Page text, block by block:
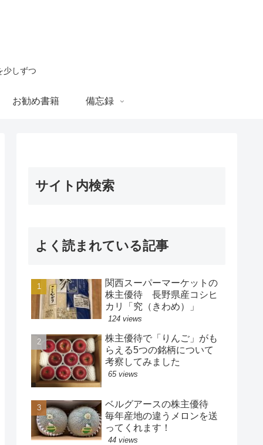
少しずつ
お勧め書籍 備忘録
サイト内検索
よく読まれている記事
関西スーパーマーケットの
株主優待 長野県産コシヒ
カリ「究（きわめ）」
124 views
株主優待で「りんご」がも
らえる5つの銘柄について
考察してみました
65 views
ベルグアースの株主優待
毎年産地の違うメロンを送
ってくれます！
44 views